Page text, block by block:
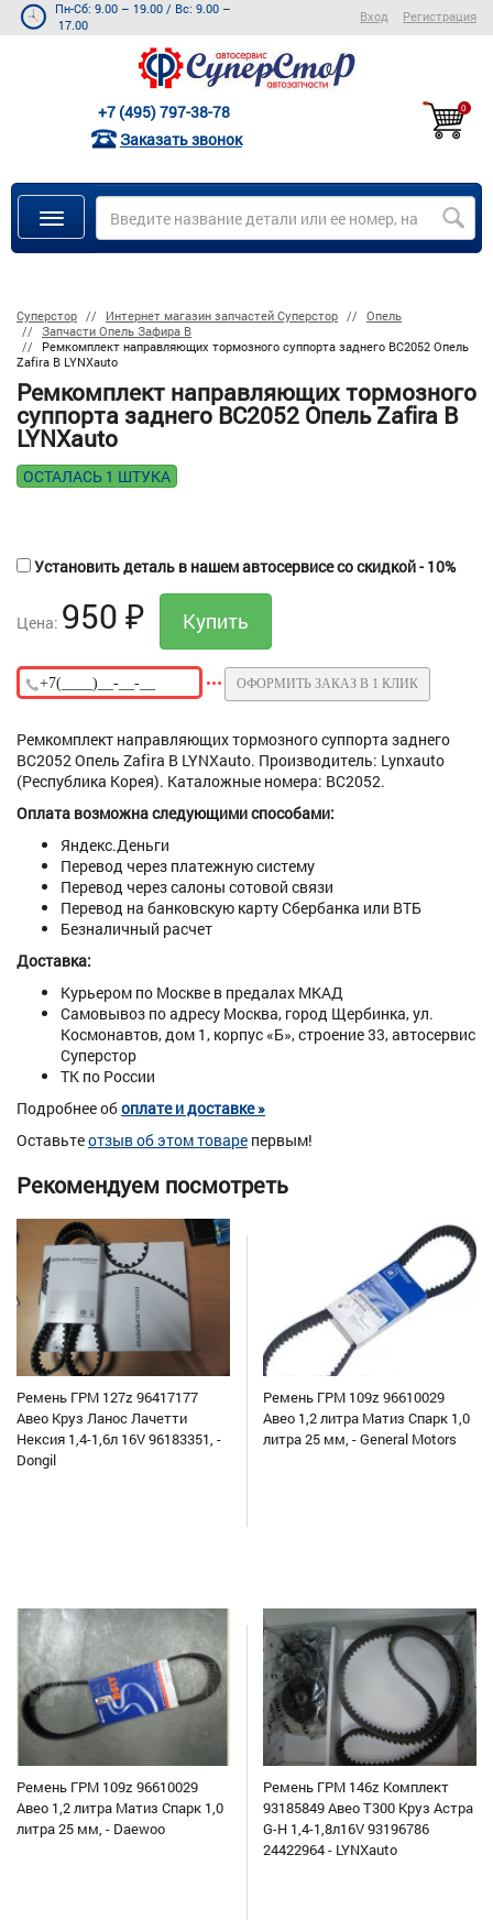
Пн-Сб: 9.00 – 19.00 / Вс: 9.00 –
17.00
Вход Регистрация
+7 (495) 797-38-78
Заказать звонок
0
Суперстор Интернет магазин запчастей Суперстор
Опель
Запчасти Опель Зафира В
Ремкомплект направляющих тормозного суппорта заднего BC2052 Опель
Zafira B LYNXauto
Ремкомплект направляющих тормозного
суппорта заднего BC2052 Опель Zafira B
LYNXauto
ОСТАЛАСЬ 1 ШТУКА
Установить деталь в нашем автосервисе со скидкой - 10%
Цена: 950 ₽
ОФОРМИТЬ ЗАКАЗ В 1 КЛИК
Ремкомплект направляющих тормозного суппорта заднего
BC2052 Опель Zafira B LYNXauto. Производитель: Lynxauto
(Республика Корея). Каталожные номера: BC2052.
Оплата возможна следующими способами:
Яндекс.Деньги
Перевод через платежную систему
Перевод через салоны сотовой связи
Перевод на банковскую карту Сбербанка или ВТБ
Безналичный расчет
Доставка:
Курьером по Москве в предалах МКАД
Самовывоз по адресу Москва, город Щербинка, ул.
Космонавтов, дом 1, корпус «Б», строение 33, автосервис
Суперстор
ТК по России
Подробнее обоплате и доставке »
Оставьтеотзыв об этом товаре первым!
Рекомендуем посмотреть
Ремень ГРМ 127z 96417177
Авео Круз Ланос Лачетти
Нексия 1,4-1,6л 16V 96183351, -
Dongil
Ремень ГРМ 109z 96610029
Авео 1,2 литра Матиз Спарк 1,0
литра 25 мм, - General Motors
Ремень ГРМ 109z 96610029
Авео 1,2 литра Матиз Спарк 1,0
литра 25 мм, - Daewoo
Ремень ГРМ 146z Комплект
93185849 Авео Т300 Круз Астра
G-H 1,4-1,8л16V 93196786
24422964 - LYNXauto